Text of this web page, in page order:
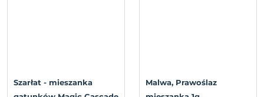
Szarłat - mieszanka
Malwa, Prawoślaz